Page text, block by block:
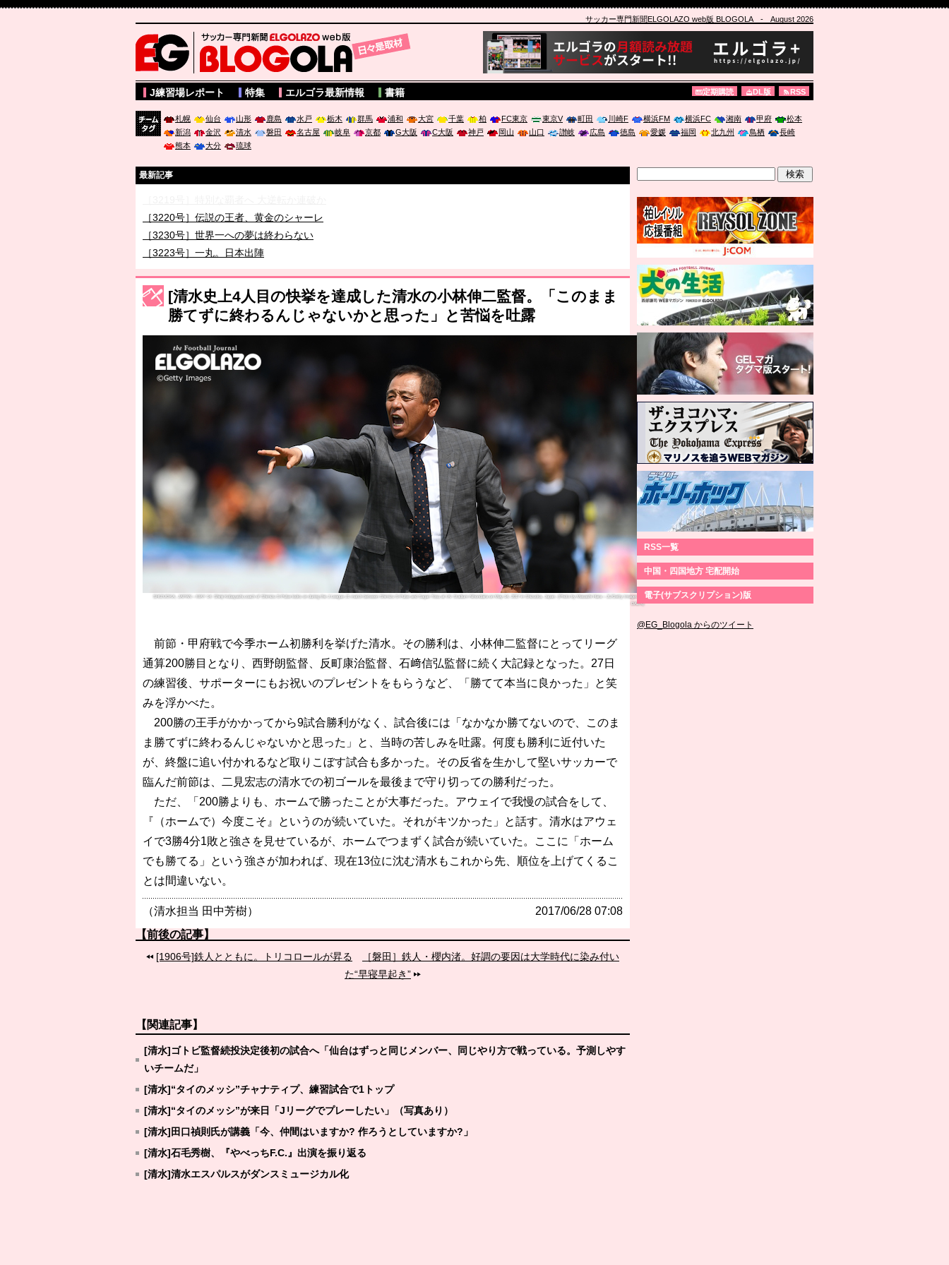
サッカー専門新聞ELGOLAZO web版 BLOGOLA- August 2026
サッカー専門新聞ELGOLAZO web版 BLOGOLA
J練習場レポート 特集 エルゴラ最新情報 書籍 定期購読 DL版 RSS
札幌 仙台 山形 鹿島 水戸 栃木 群馬 浦和 大宮 千葉 柏 FC東京 東京V 町田 川崎F 横浜FM 横浜FC 湘南 甲府
松本
新潟
金沢 清水 磐田 名古屋 岐阜 京都 G大阪 C大阪 神戸 岡山 山口 讃岐 広島 徳島 愛媛 福岡 北九州 鳥栖
長崎
熊本
大分 琉球
最新記事
［3220号］伝説の王者、黄金のシャーレ
［3230号］世界一への夢は終わらない
［3223号］一丸。日本出陣
［3222号］史上最大のW杯開幕 注目は「個」
長谷川 アーリアジャスールさんがシンポジウム「気候変動から命を守る ～エネルギー危機時代の猛暑対策～」に登壇
[清水史上4人目の快挙を達成した清水の小林伸二監督。「このまま
勝てずに終わるんじゃないかと思った」と苦悩を吐露
SHIZUOKA, JAPAN – MAY 14: Shinji Kobayashi,coach of Shimizu S-Pulse looks on during the J.League J1 match between Shimizu S-Pulse and Sagan Tosu at IAI Stadium Nihondaira on May 14, 2017 in Shizuoka, Japan. (Photo by Masashi Hara – JL/Getty Images for
DAZN)
前節・甲府戦で今季ホーム初勝利を挙げた清水。その勝利は、小林伸二監督にとってリーグ
通算200勝目となり、西野朗監督、反町康治監督、石﨑信弘監督に続く大記録となった。27日
の練習後、サポーターにもお祝いのプレゼントをもらうなど、「勝てて本当に良かった」と笑
みを浮かべた。
200勝の王手がかかってから9試合勝利がなく、試合後には「なかなか勝てないので、このま
ま勝てずに終わるんじゃないかと思った」と、当時の苦しみを吐露。何度も勝利に近付いた
が、終盤に追い付かれるなど取りこぼす試合も多かった。その反省を生かして堅いサッカーで
臨んだ前節は、二見宏志の清水での初ゴールを最後まで守り切っての勝利だった。
ただ、「200勝よりも、ホームで勝ったことが大事だった。アウェイで我慢の試合をして、
『（ホームで）今度こそ』というのが続いていた。それがキツかった」と話す。清水はアウェ
イで3勝4分1敗と強さを見せているが、ホームでつまずく試合が続いていた。ここに「ホーム
でも勝てる」という強さが加われば、現在13位に沈む清水もこれから先、順位を上げてくるこ
とは間違いない。
（清水担当 田中芳樹） 2017/06/28 07:08
【前後の記事】
[1906号]鉄人とともに。トリコロールが昇る
［磐田］鉄人・櫻内渚。好調の要因は大学時代に染み付い
た“早寝早起き”
【関連記事】
[清水]ゴトビ監督続投決定後初の試合へ「仙台はずっと同じメンバー、同じやり方で戦っている。予測しやす
いチームだ」
[清水]“タイのメッシ”チャナティプ、練習試合で1トップ
[清水]“タイのメッシ”が来日「Jリーグでプレーしたい」（写真あり）
[清水]田口禎則氏が講義「今、仲間はいますか? 作ろうとしていますか?」
[清水]石毛秀樹、『やべっちF.C.』出演を振り返る
[清水]清水エスパルスがダンスミュージカル化
RSS一覧
中国・四国地方 宅配開始
電子(サブスクリプション)版
@EG_Blogola からのツイート